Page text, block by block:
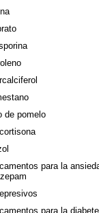
de pomelo
para la
para la